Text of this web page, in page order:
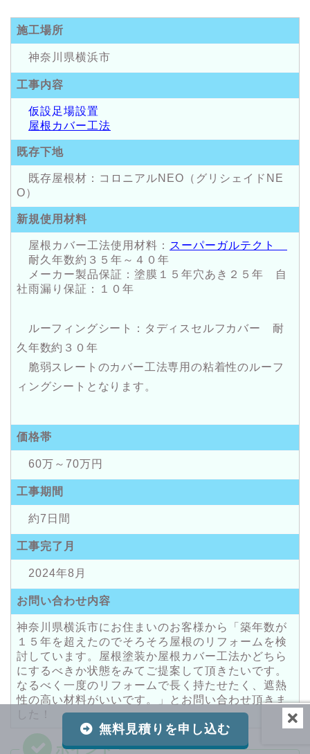
施工場所
神奈川県横浜市
工事内容
仮設足場設置
屋根カバー工法
既存下地
既存屋根材：コロニアルNEO（グリシェイドNE
O）
新規使用材料
屋根カバー工法使用材料： スーパーガルテクト
耐久年数約３５年～４０年
メーカー製品保証：塗膜１５年穴あき２５年 自
社雨漏り保証：１０年
ルーフィングシート：タディスセルフカバー 耐
久年数約３０年
脆弱スレートのカバー工法専用の粘着性のルーフ
ィングシートとなります。
価格帯
60万～70万円
工事期間
約7日間
工事完了月
2024年8月
お問い合わせ内容
神奈川県横浜市にお住まいのお客様から「築年数が
１５年を超えたのでそろそろ屋根のリフォームを検
討しています。屋根塗装か屋根カバー工法かどちら
にするべきか状態をみてご提案して頂きたいです。
なるべく一度のリフォームで長く持たせたく、遮熱
性の高い材料がいいです。」とお問い合わせ頂きま
した！
無料見積りを申し込む